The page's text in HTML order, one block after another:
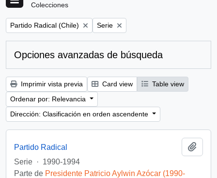
Colecciones
Remove filter:
Partido Radical (Chile) Remove filter:
Serie
Opciones avanzadas de búsqueda
Imprimir vista previa Card view
Table view
Ordenar por: Relevancia
Dirección: Clasificación en orden ascendente
Partido Radical
Serie · 1990-1994
Parte de Presidente Patricio Aylwin Azócar (1990-